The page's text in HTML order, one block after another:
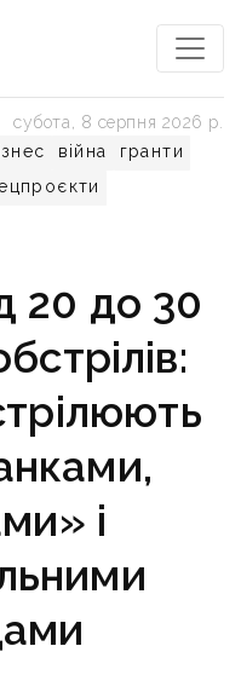
війна
гранти
субота, 8 серпня 2026 р.
20 до 30
і